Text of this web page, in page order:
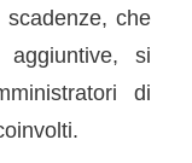
che
si
di